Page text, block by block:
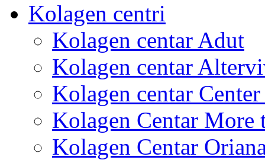
Kolagen centri
Kolagen centar Adut
Kolagen centar
Kolagen centar
Kolagen Centar More
Kolagen Centar